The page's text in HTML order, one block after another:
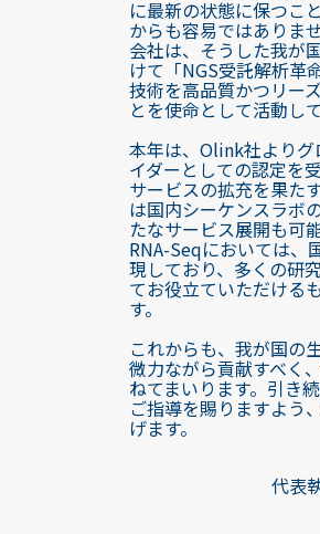
に最新の状態に保つこ
からも容易ではありま
会社は、そうした我が
けて「NGS受託解析革
技術を高品質かつリー
とを使命として活動し
本年は、Olink社より
イダーとしての認定を
サービスの拡充を果た
は国内シーケンスラボ
たなサービス展開も可
RNA-Seqにおいては、
現しており、多くの研
てお役立ていただける
す。
これからも、我が国の
微力ながら貢献すべく
ねてまいります。引き
ご指導を賜りますよう
げます。
代表